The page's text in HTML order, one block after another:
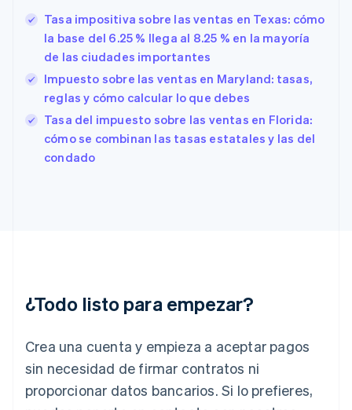
Tasa impositiva sobre las ventas en Texas: cómo
la base del 6.25 % llega al 8.25 % en la mayoría
de las ciudades importantes
Impuesto sobre las ventas en Maryland: tasas,
reglas y cómo calcular lo que debes
Tasa del impuesto sobre las ventas en Florida:
cómo se combinan las tasas estatales y las del
condado
¿Todo listo para empezar?
Crea una cuenta y empieza a aceptar pagos
sin necesidad de firmar contratos ni
proporcionar datos bancarios. Si lo prefieres,
Eslovaquia
English
Eslovenia
España
Español English
Estados Unidos
Español
Estonia
English
Hungría
English
Irlanda
Italia